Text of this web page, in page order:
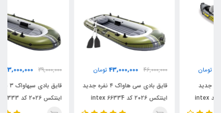
46,000,000
43,000,000 تومان
قایق بادی سی هاواک ۴ نفره جدید
اینتکس ۲۰۲۶ کد 66334 intex
39,000,000
33,000,000 تومان
قایق بادی سیهاواک ۳ نفره جدید
اینتکس ۲۰۲۶ کد intex 66333